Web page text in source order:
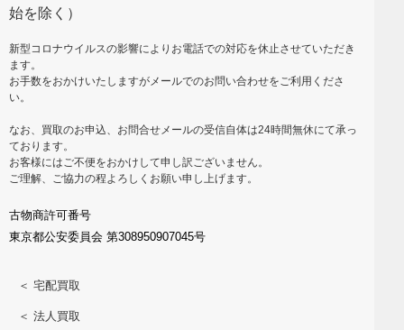
始を除く）
新型コロナウイルスの影響によりお電話での対応を休止させていただき
ます。
お手数をおかけいたしますがメールでのお問い合わせをご利用くださ
い。
なお、買取のお申込、お問合せメールの受信自体は24時間無休にて承っ
ております。
お客様にはご不便をおかけして申し訳ございません。
ご理解、ご協力の程よろしくお願い申し上げます。
古物商許可番号
東京都公安委員会 第308950907045号
＜ 宅配買取
＜ 法人買取